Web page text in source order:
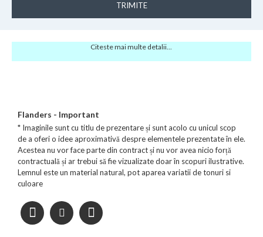
TRIMITE
Citeste mai multe detalii...
Flanders - Important
* Imaginile sunt cu titlu de prezentare și sunt acolo cu unicul scop
de a oferi o idee aproximativă despre elementele prezentate în ele.
Acestea nu vor face parte din contract și nu vor avea nicio forță
contractuală și ar trebui să fie vizualizate doar în scopuri ilustrative.
Lemnul este un material natural, pot aparea variatii de tonuri si
culoare